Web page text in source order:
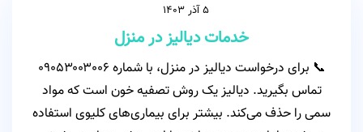
5 آذر 1403
خدمات دیالیز در منزل
📞 برای درخواست دیالیز در منزل، با شماره ۰۹۰۵۳۰۰۳۰۰۶
تماس بگیرید. دیالیز یک روش تصفیه خون است که مواد
سمی را حذف می‌کند. بیشتر برای بیماری‌های کلیوی استفاده